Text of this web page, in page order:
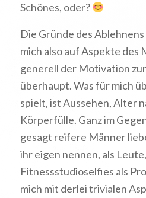
Schönes, oder?
Die Gründe des
mich also auf Aspekte des
generell der Motivation
überhaupt. Was für mich
spielt, ist Aussehen, Alter
Körperfülle. Ganz im
gesagt reifere Männer
ihr eigen nennen, als
Fitnessstudioselfies als
mich mit derlei trivialen